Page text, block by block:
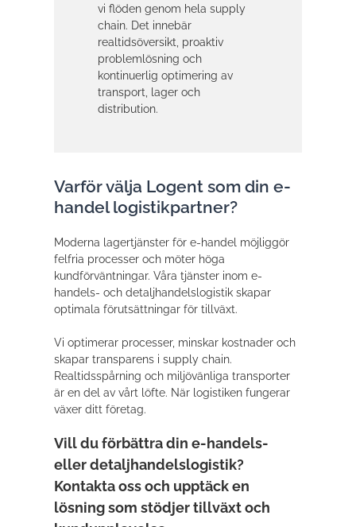
vi flöden genom hela supply
chain. Det innebär
realtidsöversikt, proaktiv
problemlösning och
kontinuerlig optimering av
transport, lager och
distribution.
Varför välja Logent som din e-
handel logistikpartner?
Moderna lagertjänster för e-handel möjliggör
felfria processer och möter höga
kundförväntningar. Våra tjänster inom e-
handels- och detaljhandelslogistik skapar
optimala förutsättningar för tillväxt.
Vi optimerar processer, minskar kostnader och
skapar transparens i supply chain.
Realtidsspårning och miljövänliga transporter
är en del av vårt löfte. När logistiken fungerar
växer ditt företag.
Vill du förbättra din e-handels-
eller detaljhandelslogistik?
Kontakta oss och upptäck en
lösning som stödjer tillväxt och